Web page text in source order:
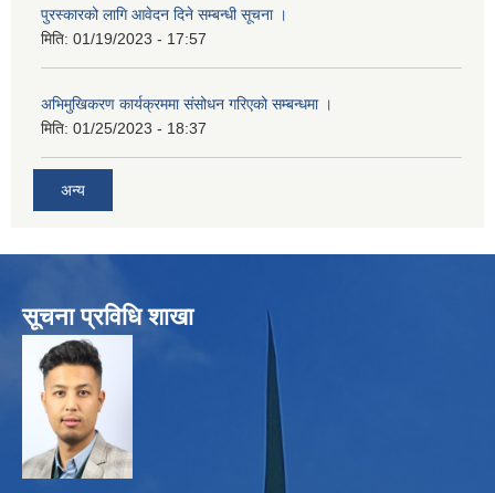
पुरस्कारको लागि आवेदन दिने सम्बन्धी सूचना ।
मिति: 01/19/2023 - 17:57
अभिमुखिकरण कार्यक्रममा संसोधन गरिएको सम्बन्धमा ।
मिति: 01/25/2023 - 18:37
अन्य
सूचना प्रविधि शाखा